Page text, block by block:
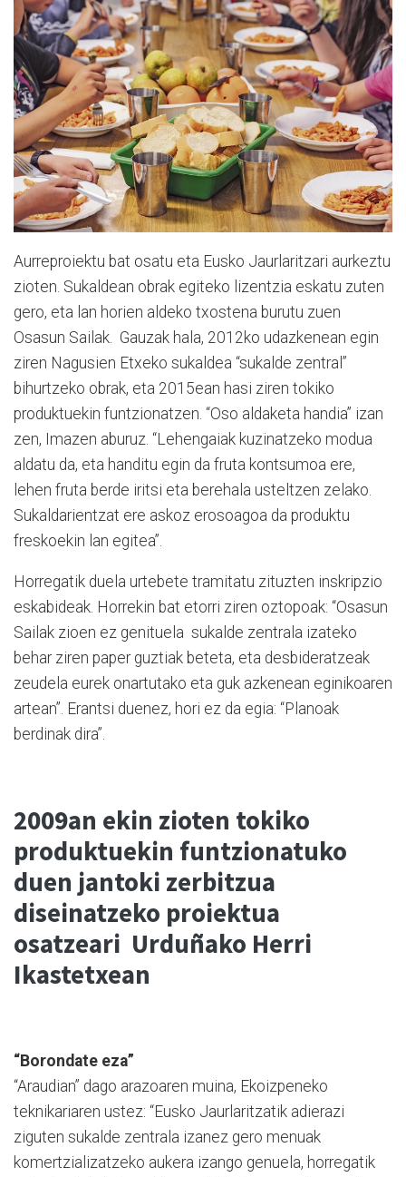
Aurreproiektu bat osatu eta Eusko Jaurlaritzari aurkeztu
zioten. Sukaldean obrak egiteko lizentzia eskatu zuten
gero, eta lan horien aldeko txostena burutu zuen
Osasun Sailak. Gauzak hala, 2012ko udazkenean egin
ziren Nagusien Etxeko sukaldea “sukalde zentral”
bihurtzeko obrak, eta 2015ean hasi ziren tokiko
produktuekin funtzionatzen. “Oso aldaketa handia” izan
zen, Imazen aburuz. “Lehengaiak kuzinatzeko modua
aldatu da, eta handitu egin da fruta kontsumoa ere,
lehen fruta berde iritsi eta berehala usteltzen zelako.
Sukaldarientzat ere askoz erosoagoa da produktu
freskoekin lan egitea”.
Horregatik duela urtebete tramitatu zituzten inskripzio
eskabideak. Horrekin bat etorri ziren oztopoak: “Osasun
Sailak zioen ez genituela sukalde zentrala izateko
behar ziren paper guztiak beteta, eta desbideratzeak
zeudela eurek onartutako eta guk azkenean eginikoaren
artean”. Erantsi duenez, hori ez da egia: “Planoak
berdinak dira”.
2009an ekin zioten tokiko
produktuekin funtzionatuko
duen jantoki zerbitzua
diseinatzeko proiektua
osatzeari Urduñako Herri
Ikastetxean
“Borondate eza”
“Araudian” dago arazoaren muina, Ekoizpeneko
teknikariaren ustez: “Eusko Jaurlaritzatik adierazi
ziguten sukalde zentrala izanez gero menuak
komertzializatzeko aukera izango genuela, horregatik